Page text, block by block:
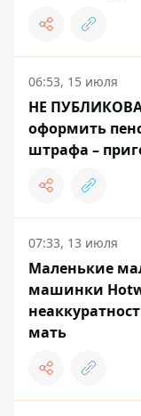
06:53, 15 июля
НЕ
оформить
штрафа –
07:33, 13 июля
Маленькие
машинки
мать